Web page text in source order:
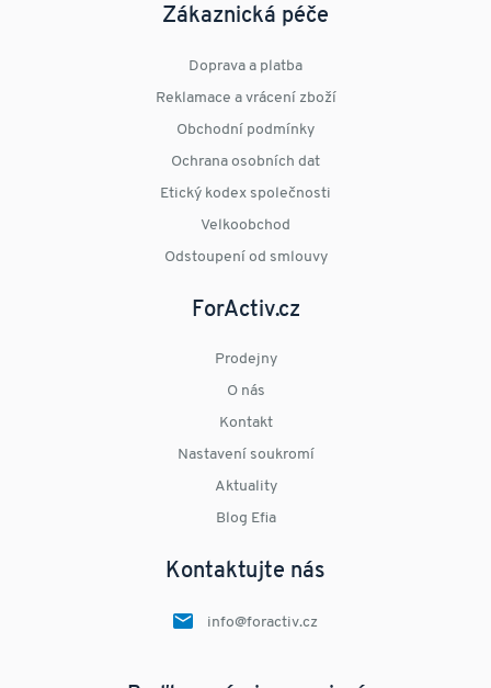
Zákaznická péče
Doprava a platba
Reklamace a vrácení zboží
Obchodní podmínky
Ochrana osobních dat
Etický kodex společnosti
Velkoobchod
Odstoupení od smlouvy
ForActiv.cz
Prodejny
O nás
Kontakt
Nastavení soukromí
Aktuality
Blog Efia
Kontaktujte nás
info@foractiv.cz